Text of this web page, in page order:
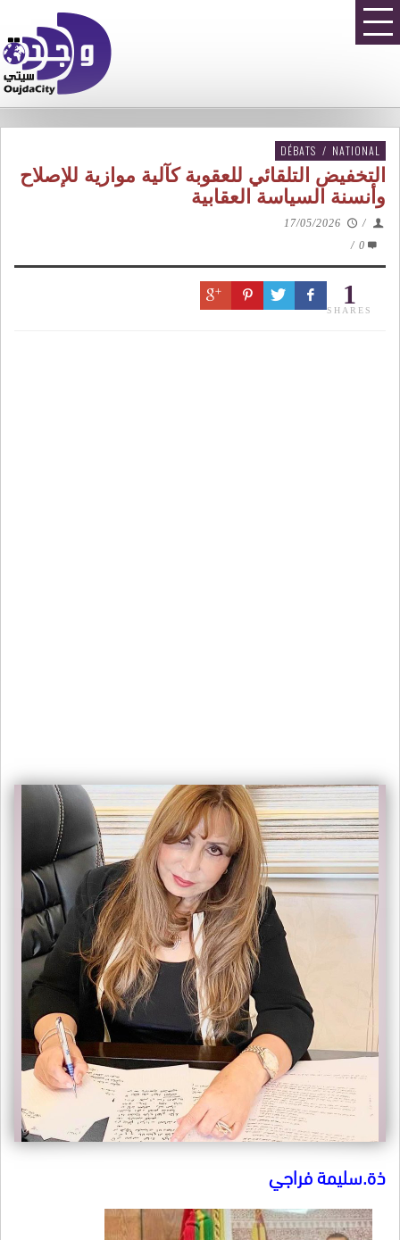
DÉBATS / NATIONAL
التخفيض التلقائي للعقوبة كآلية موازية للإصلاح
وأنسنة السياسة العقابية
/
17/05/2026
0
/
1
SHARES
ذة.سليمة فراجي